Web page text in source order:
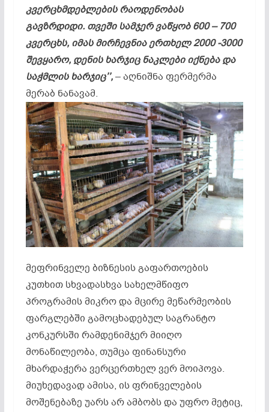
კვერცხმდებლების რაოდენობას
გავზრდიდი. თვეში სამჯერ ვაწყობ 600 – 700
კვერცხს, იმას მირჩევნია ერთხელ 2000 -3000
შევყარო, დენის ხარჯიც ნაკლები იქნება და
საჭმლის ხარჯიც’’,– აღნიშნა ფერმერმა
მერაბ ნანავამ.
მეფრინველე ბიზნესის გაფართოების
კუთხით სხვადასხვა სახელმწიფო
პროგრამის მიკრო და მცირე მეწარმეობის
ფარგლებში გამოცხადებულ საგრანტო
კონკურსში რამდენიმჯერ მიიღო
მონაწილეობა, თუმცა ფინანსური
მხარდაჭერა ვერცერთხელ ვერ მოიპოვა.
მიუხედავად ამისა, ის ფრინველების
მოშენებაზე უარს არ ამბობს და უფრო მეტიც,